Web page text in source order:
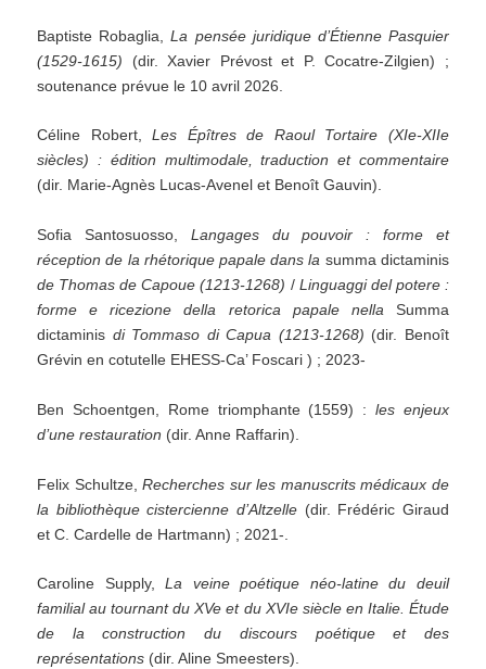
Baptiste Robaglia,La pensée juridique d’Étienne Pasquier
(1529-1615) (dir. Xavier Prévost et P. Cocatre-Zilgien) ;
soutenance prévue le 10 avril 2026.
Céline Robert,Les Épîtres de Raoul Tortaire (XIe-XIIe
siècles) : édition multimodale, traduction et commentaire
(dir. Marie-Agnès Lucas-Avenel et Benoît Gauvin).
Sofia Santosuosso, Langages du pouvoir : forme et
réception de la rhétorique papale dans la summa dictaminis
de Thomas de Capoue (1213-1268) / Linguaggi del potere :
forme e ricezione della retorica papale nellaSumma
dictaminis di Tommaso di Capua (1213-1268) (dir. Benoît
Grévin en cotutelle EHESS-Ca’ Foscari ) ; 2023-
Ben Schoentgen, Rome triomphante (1559) :les enjeux
d’une restauration (dir. Anne Raffarin).
Felix Schultze,Recherches sur les manuscrits médicaux de
la bibliothèque cistercienne d’Altzelle (dir. Frédéric Giraud
et C. Cardelle de Hartmann) ; 2021-.
Caroline Supply,La veine poétique néo-latine du deuil
familial au tournant du XVe et du XVIe siècle en Italie. Étude
de la construction du discours poétique et des
représentations (dir. Aline Smeesters).